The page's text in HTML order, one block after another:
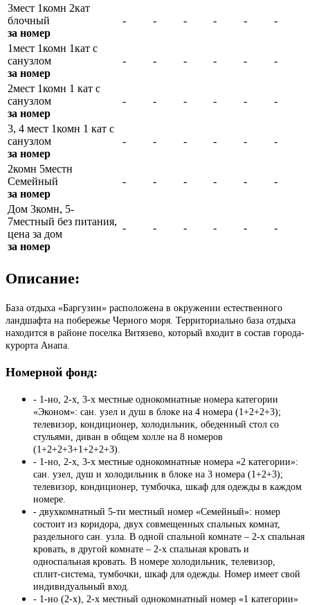
3мест 1комн 2кат
блочный
за номер
- - - - - -
1мест 1комн 1кат с
санузлом
за номер
- - - - - -
2мест 1комн 1 кат с
санузлом
за номер
- - - - - -
3, 4 мест 1комн 1 кат с
санузлом
за номер
- - - - - -
2комн 5местн
Семейный
за номер
- - - - - -
Дом 3комн, 5-
7местный без питания,
цена за дом
за номер
- - - - - -
Описание:
База отдыха «Баргузин» расположена в окружении естественного
ландшафта на побережье Черного моря. Территориально база отдыха
находится в районе поселка Витязево, который входит в состав города-
курорта Анапа.
Номерной фонд:
- 1-но, 2-х, 3-х местные однокомнатные номера категории
«Эконом»: сан. узел и душ в блоке на 4 номера (1+2+2+3);
телевизор, кондиционер, холодильник, обеденный стол со
стульями, диван в общем холле на 8 номеров
(1+2+2+3+1+2+2+3).
- 1-но, 2-х, 3-х местные однокомнатные номера «2 категории»:
сан. узел, душ и холодильник в блоке на 3 номера (1+2+3);
телевизор, кондиционер, тумбочка, шкаф для одежды в каждом
номере.
- двухкомнатный 5-ти местный номер «Семейный»: номер
состоит из коридора, двух совмещенных спальных комнат,
раздельного сан. узла. В одной спальной комнате – 2-х спальная
кровать, в другой комнате – 2-х спальная кровать и
односпальная кровать. В номере холодильник, телевизор,
сплит-система, тумбочки, шкаф для одежды. Номер имеет свой
индивидуальный вход.
- 1-но (2-х), 2-х местный однокомнатный номер «1 категории»